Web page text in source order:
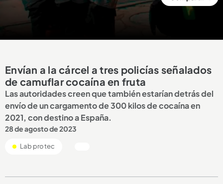
Envían a la cárcel a tres policías señalados
de camuflar cocaína en fruta
Las autoridades creen que también estarían detrás del
envío de un cargamento de 300 kilos de cocaína en
2021, con destino a España.
28 de agosto de 2023
Lab protec